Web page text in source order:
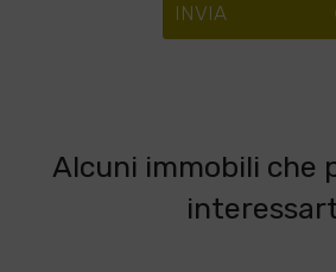
INVIA
Alcuni immobili che